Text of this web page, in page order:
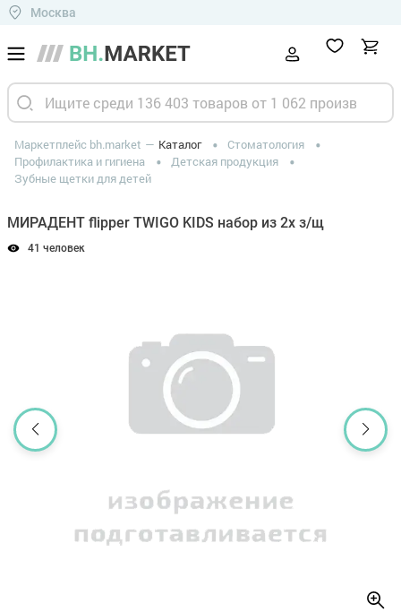
Москва
Маркетплейс bh.market Каталог
Стоматология
Профилактика и гигиена
Детская продукция
Зубные щетки для детей
МИРАДЕНТ flipper TWIGO KIDS набор из 2х з/щ
41 человек